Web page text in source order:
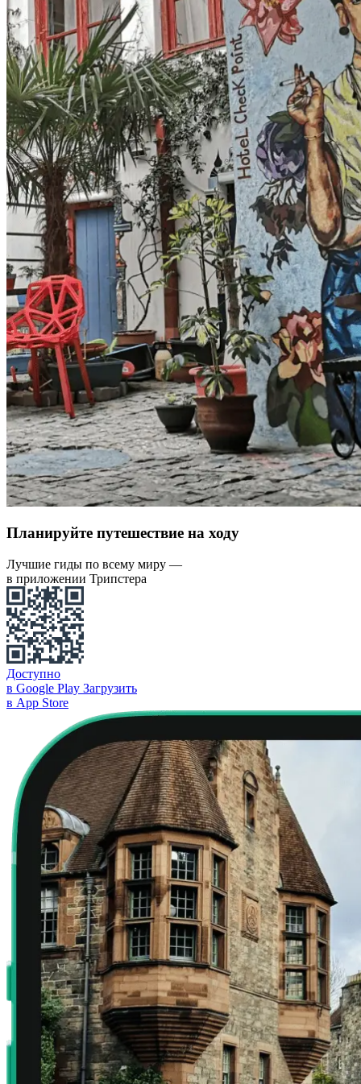
Планируйте путешествие на ходу
Лучшие гиды по всему миру —
в приложении Трипстера
Доступно
в Google Play Загрузить
в App Store